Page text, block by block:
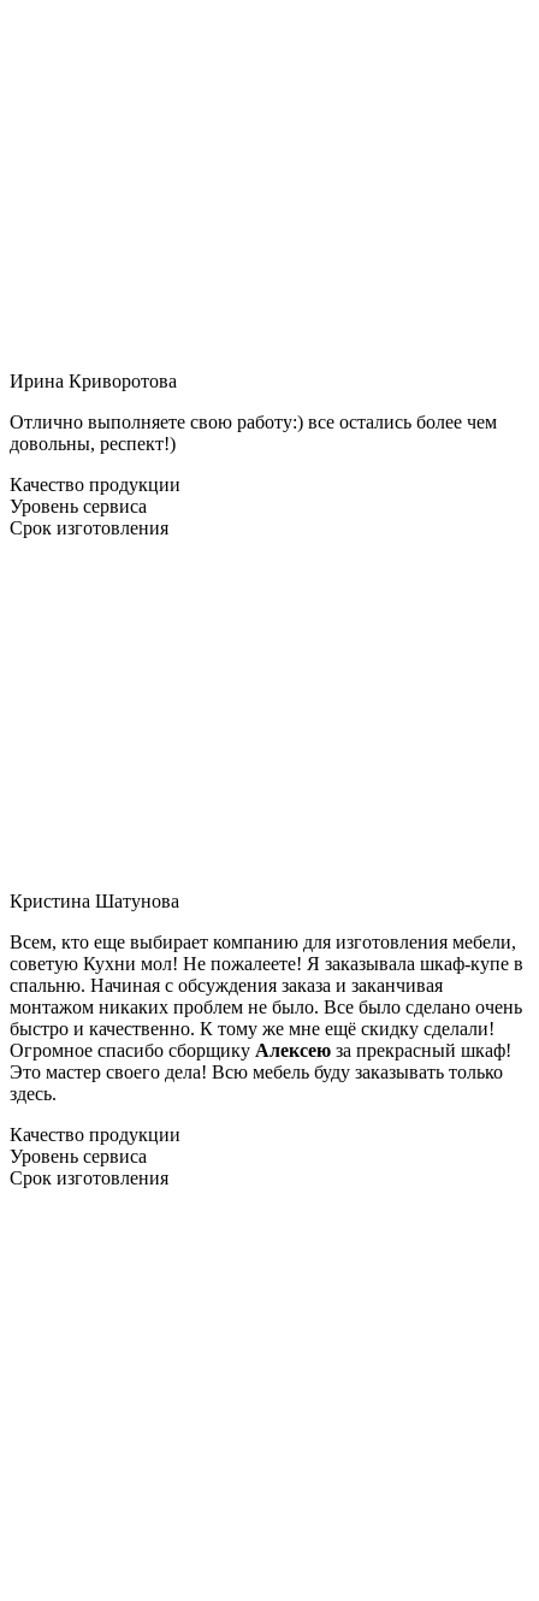
Ирина Криворотова
Отлично выполняете свою работу:) все остались более чем
довольны, респект!)
Качество продукции
Уровень сервиса
Срок изготовления
Кристина Шатунова
Всем, кто еще выбирает компанию для изготовления мебели,
советую Кухни мол! Не пожалеете! Я заказывала шкаф-купе в
спальню. Начиная с обсуждения заказа и заканчивая
монтажом никаких проблем не было. Все было сделано очень
быстро и качественно. К тому же мне ещё скидку сделали!
Огромное спасибо сборщику Алексею за прекрасный шкаф!
Это мастер своего дела! Всю мебель буду заказывать только
здесь.
Качество продукции
Уровень сервиса
Срок изготовления